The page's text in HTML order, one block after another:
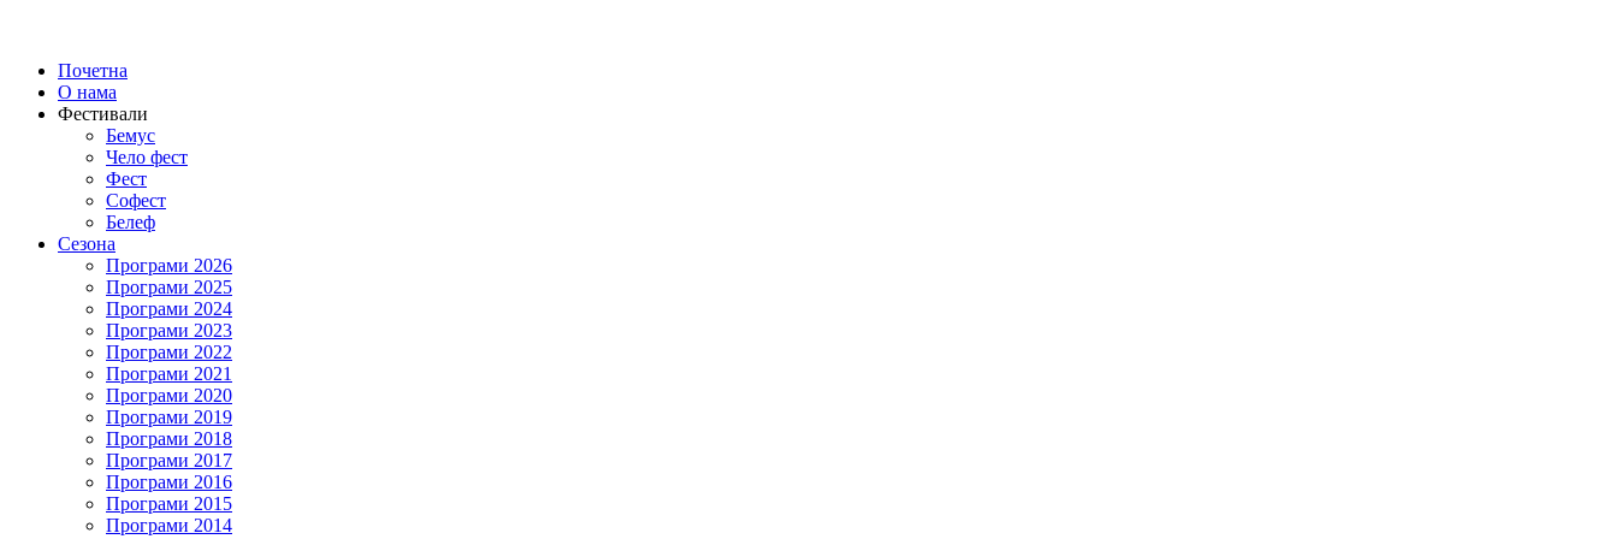
Почетна
О нама
Фестивали
Бемус
Чело фест
Фест
Софест
Белеф
Сезона
Програми 2026
Програми 2025
Програми 2024
Програми 2023
Програми 2022
Програми 2021
Програми 2020
Програми 2019
Програми 2018
Програми 2017
Програми 2016
Програми 2015
Програми 2014